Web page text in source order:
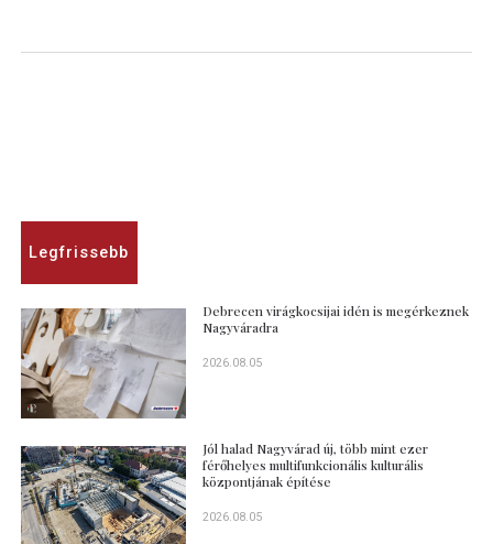
Legfrissebb
Debrecen virágkocsijai idén is megérkeznek
Nagyváradra
2026.08.05
Jól halad Nagyvárad új, több mint ezer
férőhelyes multifunkcionális kulturális
központjának építése
2026.08.05